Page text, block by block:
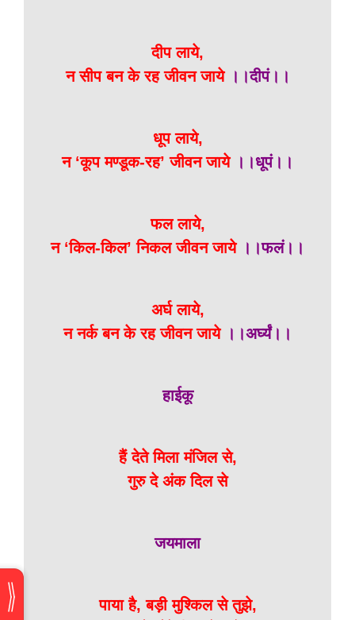
दीप लाये,
न सीप बन के रह जीवन जाये।।दीपं।।
धूप लाये,
न ‘कूप मण्डूक-रह’ जीवन जाये ।।धूपं।।
फल लाये,
न ‘किल-किल’ निकल जीवन जाये ।।फलं।।
अर्घ लाये,
न नर्क बन के रह जीवन जाये ।।अर्घ्यं।।
हाईकू
हैं देते मिला मंजिल से,
गुरु दे अंक दिल से
जयमाला
पाया है, बड़ी मुश्किल से तुझे,